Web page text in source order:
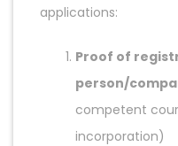
applications:
Proof of
person/
competent
incorporation)